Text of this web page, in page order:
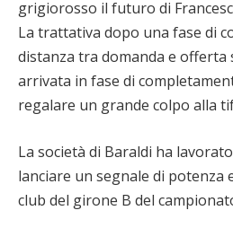
grigiorosso il futuro di
La trattativa dopo una fase di
distanza tra domanda e offerta
arrivata in fase di
regalare un grande colpo alla
La società di Baraldi ha
lanciare un segnale di potenza
club del girone B del